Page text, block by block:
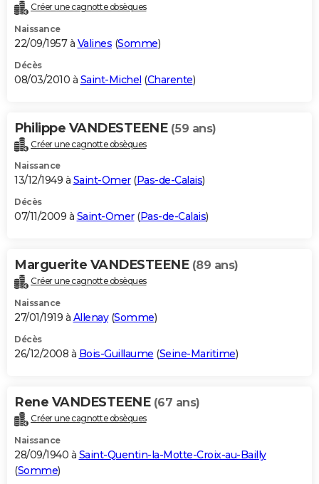
Créer une cagnotte obsèques
Naissance
22/09/1957 à Valines (Somme)
Décès
08/03/2010 à Saint-Michel (Charente)
Philippe VANDESTEENE (59 ans)
Créer une cagnotte obsèques
Naissance
13/12/1949 à Saint-Omer(Pas-de-Calais)
Décès
07/11/2009 à Saint-Omer(Pas-de-Calais)
Marguerite VANDESTEENE (89 ans)
Créer une cagnotte obsèques
Naissance
27/01/1919 à Allenay(Somme)
Décès
26/12/2008 à Bois-Guillaume (Seine-Maritime)
Rene VANDESTEENE (67 ans)
Créer une cagnotte obsèques
Naissance
28/09/1940 à Saint-Quentin-la-Motte-Croix-au-Bailly
(Somme)